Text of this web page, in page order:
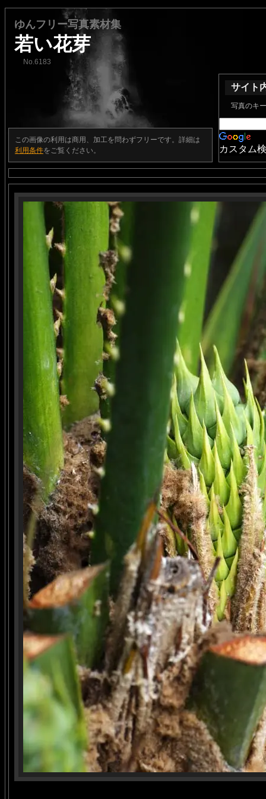
ゆんフリー写真素材集
若い花芽
No.6183
この画像の利用は商用、加工を問わずフリーです。詳細は
利用条件をご覧ください。
サイト
写真のキ
カスタム